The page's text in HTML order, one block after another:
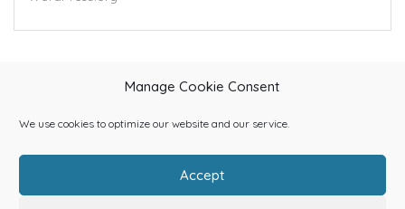
Manage Cookie Consent
We use cookies to optimize our website and our service.
Accept
Home About Us Categories Contact Us Blog Shop